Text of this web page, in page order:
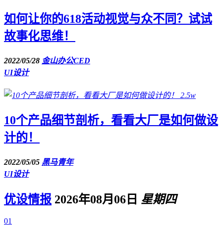
如何让你的618活动视觉与众不同？试试
故事化思维！
2022/05/28 金山办公CED
UI设计
2.5w
10个产品细节剖析，看看大厂是如何做设
计的！
2022/05/05 黑马青年
UI设计
优设情报 2026年08月06日 星期四
01